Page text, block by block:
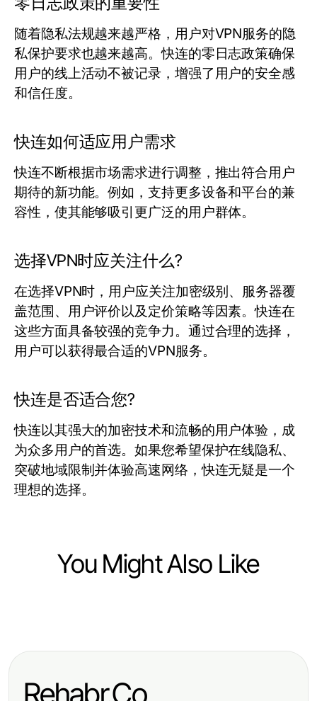
随着隐私法规越来越严格，用户对VPN服务的隐
私保护要求也越来越高。快连的零日志政策确保
用户的线上活动不被记录，增强了用户的安全感
和信任度。
快连如何适应用户需求
快连不断根据市场需求进行调整，推出符合用户
期待的新功能。例如，支持更多设备和平台的兼
容性，使其能够吸引更广泛的用户群体。
选择VPN时应关注什么?
在选择VPN时，用户应关注加密级别、服务器覆
盖范围、用户评价以及定价策略等因素。快连在
这些方面具备较强的竞争力。通过合理的选择，
用户可以获得最合适的VPN服务。
快连是否适合您?
快连以其强大的加密技术和流畅的用户体验，成
为众多用户的首选。如果您希望保护在线隐私、
突破地域限制并体验高速网络，快连无疑是一个
理想的选择。
You Might Also Like
The Power of Juicy AI: Why Tech
Enhanced Productivity
Rehabr.Co